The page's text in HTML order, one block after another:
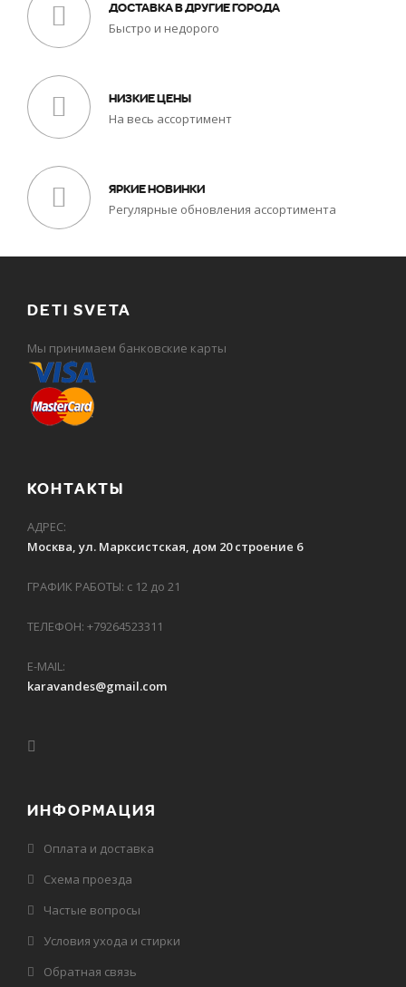
ДОСТАВКА В ДРУГИЕ ГОРОДА
Быстро и недорого
НИЗКИЕ ЦЕНЫ
На весь ассортимент
ЯРКИЕ НОВИНКИ
Регулярные обновления ассортимента
DETI SVETA
Мы принимаем банковские карты
КОНТАКТЫ
АДРЕС:
Москва, ул. Марксистская, дом 20 строение 6
ГРАФИК РАБОТЫ: с 12 до 21
ТЕЛЕФОН: +79264523311
E-MAIL:
karavandes@gmail.com
ИНФОРМАЦИЯ
Оплата и доставка
Схема проезда
Частые вопросы
Условия ухода и стирки
Обратная связь